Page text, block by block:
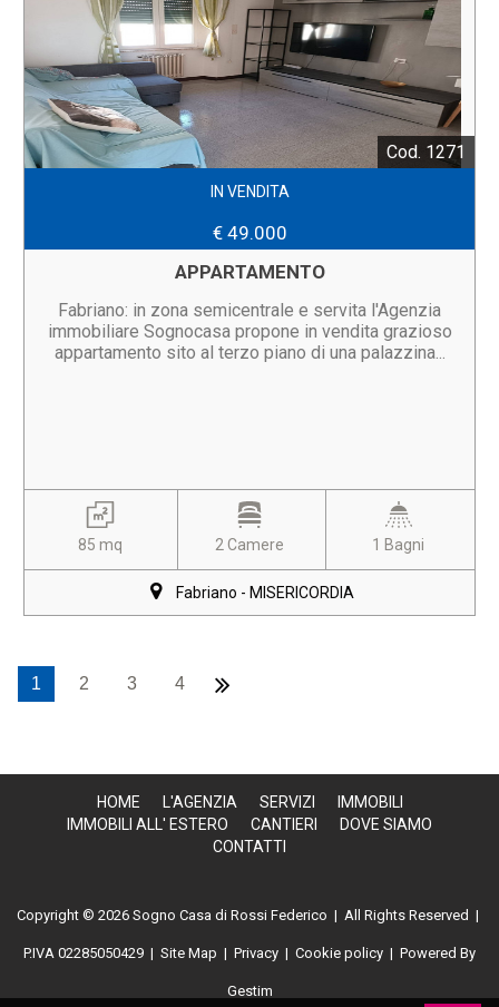
Cod. 1271
IN VENDITA
€ 49.000
APPARTAMENTO
Fabriano: in zona semicentrale e servita l'Agenzia
immobiliare Sognocasa propone in vendita grazioso
appartamento sito al terzo piano di una palazzina...
85 mq 2 Camere 1 Bagni
Fabriano - MISERICORDIA
1 2 3 4
HOME L'AGENZIA SERVIZI
IMMOBILI
IMMOBILI ALL' ESTERO
CANTIERI
DOVE SIAMO
CONTATTI
Copyright © 2026 Sogno Casa di Rossi Federico | All Rights Reserved |
P.IVA 02285050429 | Site Map | Privacy | Cookie policy | Powered By
Gestim